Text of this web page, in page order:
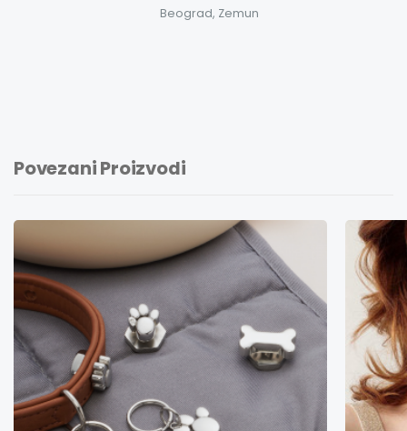
Beograd, Zemun
Povezani Proizvodi